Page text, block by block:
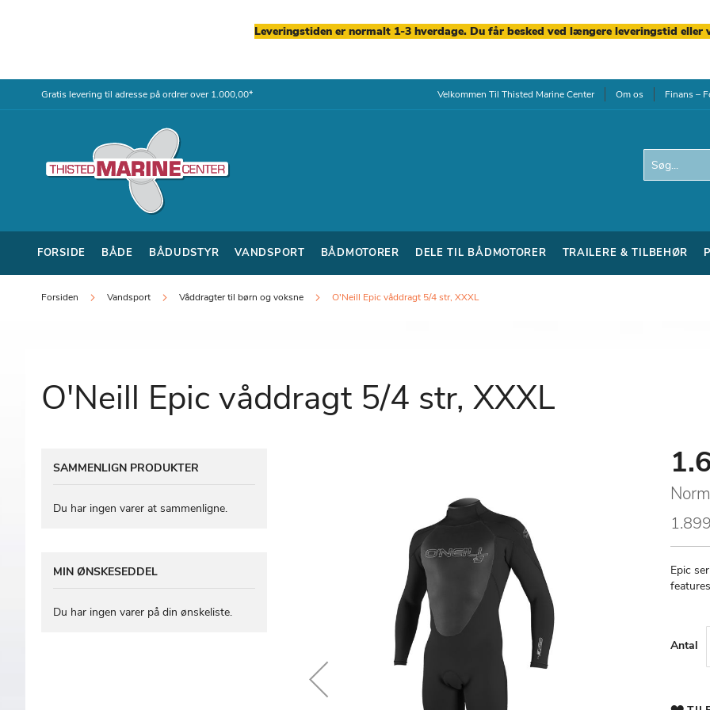
Leveringstiden er normalt 1-3 hverdage. Du får besked ved længere leveringstid eller
Gratis levering til adresse på ordrer over 1.000,00*Skip
Velkommen Til Thisted Marine Center Om os Finans –
Search
FORSIDE BÅDE BÅDUDSTYR VANDSPORT BÅDMOTORER DELE TIL BÅDMOTORER TRAILERE & TILBEHØR
Forsiden Vandsport Våddragter til børn og voksne O'Neill Epic våddragt 5/4 str, XXXL
O'Neill Epic våddragt 5/4 str, XXXL
Price
Epic
Antal
SAMMENLIGN PRODUKTER
Du har ingen varer at sammenligne.
MIN ØNSKESEDDEL
Du har ingen varer på din ønskeliste.